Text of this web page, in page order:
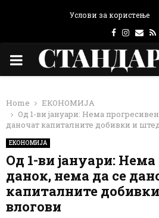
Услови за користење
Facebook
PRIMARY
Home
ЕКОНОМИЈА
Од 1-ви јануари: Нема
даночат капиталните добивки и
ЕКОНОМИЈА
Од 1-ви јануари:
данок, нема да се
капиталните
влогови